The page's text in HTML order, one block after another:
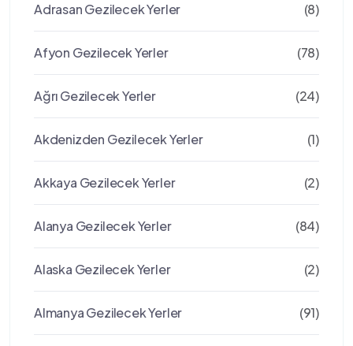
Adrasan Gezilecek Yerler (8)
Afyon Gezilecek Yerler (78)
Ağrı Gezilecek Yerler (24)
Akdenizden Gezilecek Yerler (1)
Akkaya Gezilecek Yerler (2)
Alanya Gezilecek Yerler (84)
Alaska Gezilecek Yerler (2)
Almanya Gezilecek Yerler (91)